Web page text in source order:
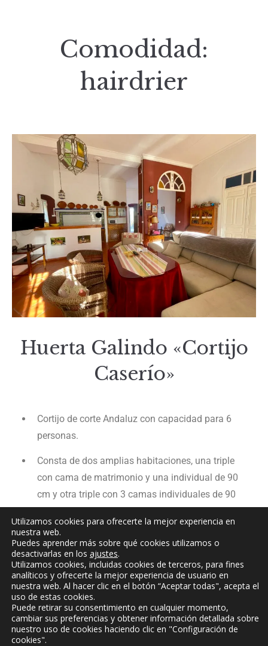
Comodidad:
hairdrier
Huerta Galindo «Cortijo
Caserío»
Cortijo de corte Andaluz con capacidad para 6
personas.
Consta de dos amplias habitaciones, una triple
con cama de matrimonio y una individual de 90
cm y otra triple con 3 camas individuales de 90
cm.
Chimenea tradicional que incluye 30 kg de leña
estimado.
Cocina con menaje completo, tostador, cafetera
italiana, microondas y frigorífico.
Cuarto de baño completo con ducha y servicio de
amenities gratis.
Utilizamos cookies para ofrecerte la mejor experiencia en
nuestra web.
Puedes aprender más sobre qué cookies utilizamos o
desactivarlas en los ajustes.
Utilizamos cookies, incluidas cookies de terceros, para fines
analíticos y ofrecerte la mejor experiencia de usuario en
nuestra web. Al hacer clic en el botón “Aceptar todas", acepta el
uso de estas cookies.
Puede retirar su consentimiento en cualquier momento,
cambiar sus preferencias y obtener información detallada sobre
nuestro uso de cookies haciendo clic en "Configuración de
cookies".